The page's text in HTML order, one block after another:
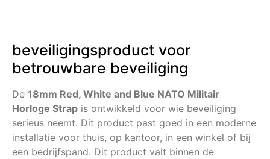
beveiligingsproduct voor
betrouwbare beveiliging
De 18mm Red, White and Blue NATO Militair
Horloge Strap is ontwikkeld voor wie beveiliging
serieus neemt. Dit product past goed in een moderne
installatie voor thuis, op kantoor, in een winkel of bij
een bedrijfspand. Dit product valt binnen de